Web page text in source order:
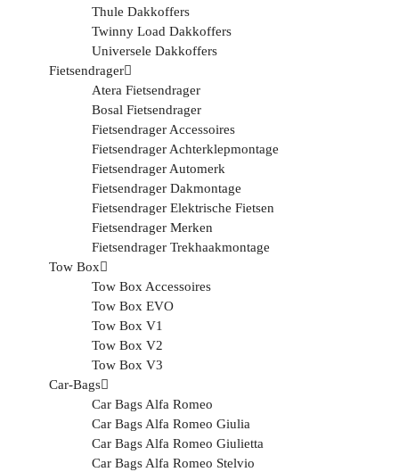
Thule Dakkoffers
Twinny Load Dakkoffers
Universele Dakkoffers
Fietsendrager
Atera Fietsendrager
Bosal Fietsendrager
Fietsendrager Accessoires
Fietsendrager Achterklepmontage
Fietsendrager Automerk
Fietsendrager Dakmontage
Fietsendrager Elektrische Fietsen
Fietsendrager Merken
Fietsendrager Trekhaakmontage
Tow Box
Tow Box Accessoires
Tow Box EVO
Tow Box V1
Tow Box V2
Tow Box V3
Car-Bags
Car Bags Alfa Romeo
Car Bags Alfa Romeo Giulia
Car Bags Alfa Romeo Giulietta
Car Bags Alfa Romeo Stelvio